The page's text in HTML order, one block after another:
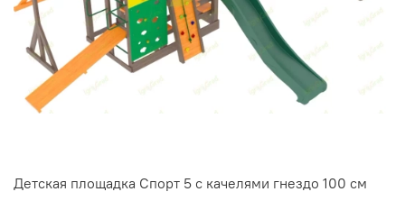
Детская площадка Спорт 5 с качелями гнездо 100 см